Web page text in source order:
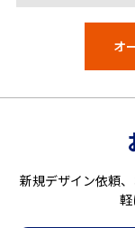
オ
新規デザイン依頼
軽